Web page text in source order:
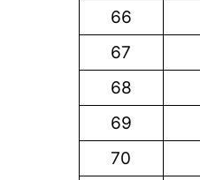
66
67
68
69
70